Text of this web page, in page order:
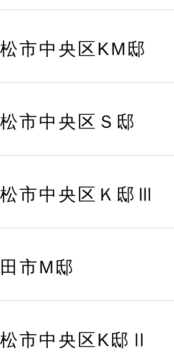
市中央区KM邸
市中央区Ｓ邸
市中央区Ｋ邸Ⅲ
市M邸
市中央区K邸Ⅱ